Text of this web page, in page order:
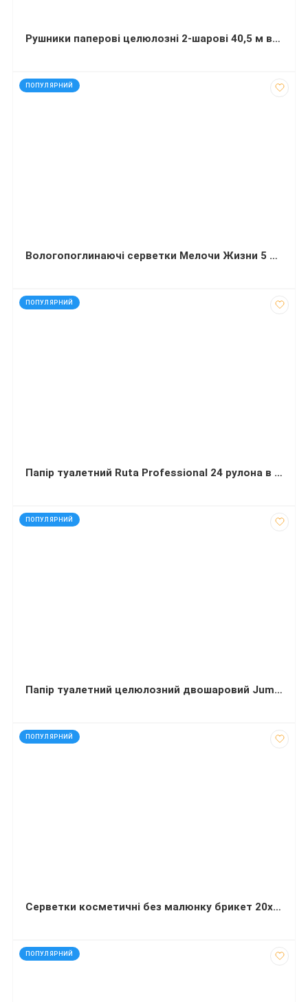
Рушники паперові целюлозні 2-шарові 40,5 м в індивідуальній упаковці 180 відривів 1 рулон
ПОПУЛЯРНИЙ
код: 40036
Вологопоглинаючі серветки Мелочи Жизни 5 штук
ПОПУЛЯРНИЙ
код: 40752
Папір туалетний Ruta Professional 24 рулона в упаковці
ПОПУЛЯРНИЙ
код: 21403
Папір туалетний целюлозний двошаровий Jumbo 90 м 6 рулонов
ПОПУЛЯРНИЙ
код: 91504
Серветки косметичні без малюнку брикет 20х20 білі 2-шарові V-складання 100 штук
ПОПУЛЯРНИЙ
код: 12147